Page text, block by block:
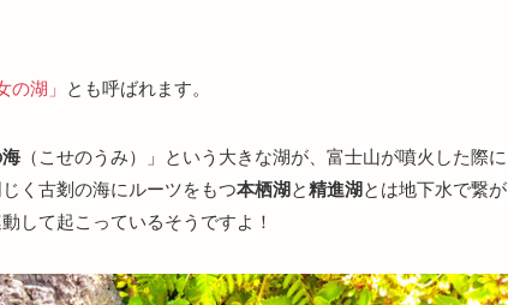
の湖」 とも呼ばれます。
（こせのうみ）」という大きな湖が、富士山が噴火した際に
く古剗の海にルーツをもつ本栖湖 と精進湖 とは地下水で繋が
して起こっているそうですよ！